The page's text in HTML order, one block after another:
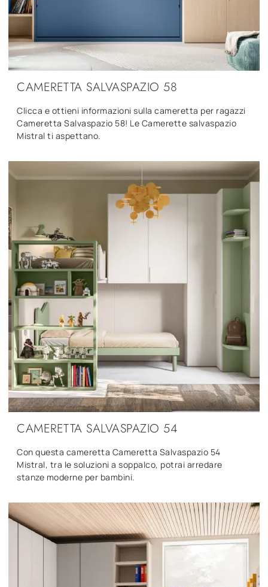
CAMERETTA SALVASPAZIO 58
Clicca e ottieni informazioni sulla cameretta per ragazzi
Cameretta Salvaspazio 58! Le Camerette salvaspazio
Mistral ti aspettano.
CAMERETTA SALVASPAZIO 54
Con questa cameretta Cameretta Salvaspazio 54
Mistral, tra le soluzioni a soppalco, potrai arredare
stanze moderne per bambini.